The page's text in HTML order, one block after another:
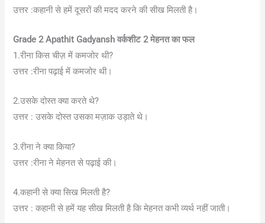
उत्तर :कहानी से हमें दूसरों की मदद करने की सीख मिलती है।
Grade 2 Apathit Gadyansh वर्कशीट 2मेहनत का फल
1.रीना किस चीज़ में कमजोर थी?
उत्तर :रीना पढ़ाई में कमजोर थी।
2.उसके दोस्त क्या करते थे?
उत्तर : उसके दोस्त उसका मज़ाक उड़ाते थे।
3.रीना ने क्या किया?
उत्तर :रीना ने मेहनत से पढ़ाई की।
4.कहानी से क्या सिख मिलती है?
उत्तर : कहानी से हमें यह सीख मिलती है कि मेहनत कभी व्यर्थ नहीं जाती।